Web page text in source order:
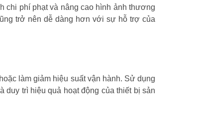
chi phí phạt và nâng cao hình ảnh thương
trở nên dễ dàng hơn với sự hỗ trợ của
làm giảm hiệu suất vận hành. Sử dụng
duy trì hiệu quả hoạt động của thiết bị sản